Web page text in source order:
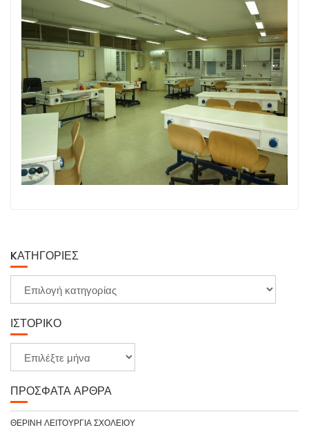
KΑΤΗΓΟΡΊΕΣ
ΙΣΤΟΡΙΚΌ
ΠΡΌΣΦΑΤΑ ΆΡΘΡΑ
ΘΕΡΙΝΗ ΛΕΙΤΟΥΡΓΙΑ ΣΧΟΛΕΙΟΥ